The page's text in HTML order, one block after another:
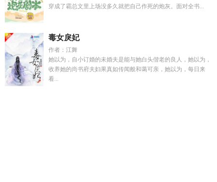
穿成了霸总文里上场没多久就把自己作死的炮灰。面对全书...
毒女戾妃
作者：江舞
她以为，自小订婚的未婚夫是能与她白头偕老的良人，她以为，
收养她的尚书府夫妇果真如传闻般和蔼可亲，她以为，每日来
看...